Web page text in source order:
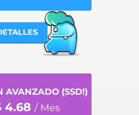
AVANZADO (SSD!)
4.68 / Mes